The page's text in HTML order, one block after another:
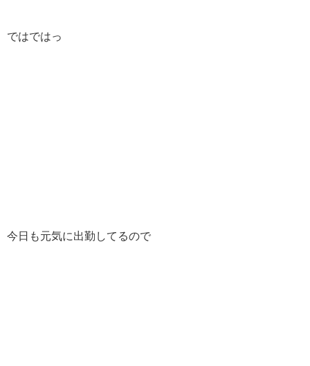
ではではっ
今日も元気に出勤してるので